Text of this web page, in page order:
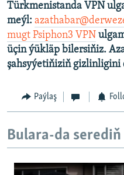
Türkmenistanda VPN
meýl:
mugt Psiphon3 VPN
üçin ýükläp bilersiňiz.
şahsyýetiňiziň
Paýlaş
Bulara-da serediň